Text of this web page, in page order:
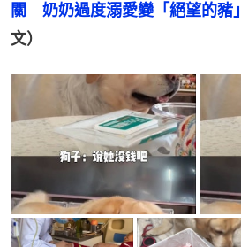
關　奶奶過度溺愛變「絕望的豬」
文）